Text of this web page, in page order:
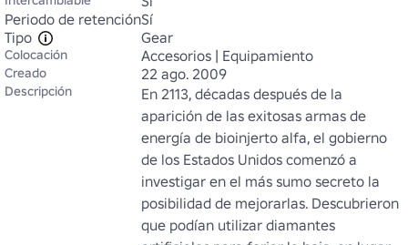
Periodo de retenciónSí
Tipo
Gear
Colocación Accesorios | Equipamiento
Creado 22 ago. 2009
Descripción
En 2113, décadas después de la
aparición de las exitosas armas de
energía de bioinjerto alfa, el gobierno
de los Estados Unidos comenzó a
investigar en el más sumo secreto la
posibilidad de mejorarlas. Descubrieron
que podían utilizar diamantes